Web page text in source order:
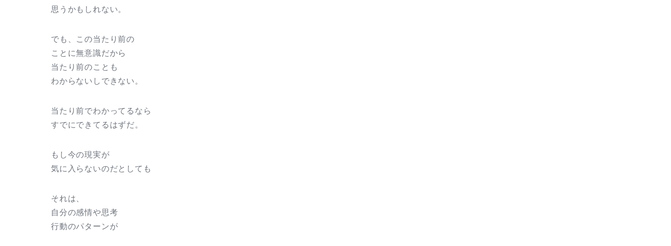
思うかもしれない。
でも、この当たり前の
ことに無意識だから
当たり前のことも
わからないしできない。
当たり前でわかってるなら
すでにできてるはずだ。
もし今の現実が
気に入らないのだとしても
それは、
自分の感情や思考
行動のパターンが